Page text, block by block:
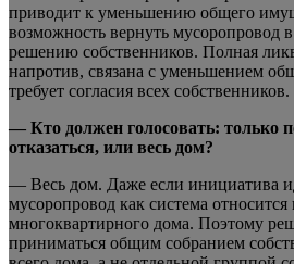
приводит к уменьшению общего
возможность вернуть мусоропровод
решению собственников. Полная
напротив, связана с уменьшением
требует согласия всех собственников.
— Кто должен голосовать: только
отказаться, или весь дом?
— Весь дом. Даже если инициатива
мусоропровод как система
многоквартирного дома. Поэтому
приниматься общим собранием